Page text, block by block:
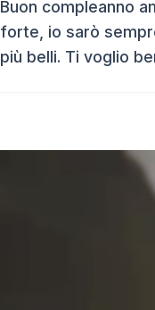
Buon compleanno
forte, io sarò
più belli. Ti voglio